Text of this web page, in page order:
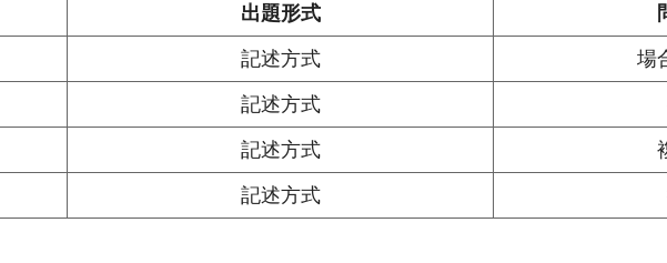
出題形式
記述方式 場
記述方式
記述方式
記述方式